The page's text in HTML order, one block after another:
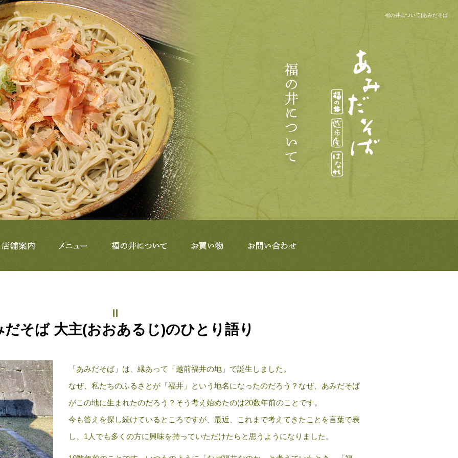
福の井について|あみだそば
だそば 大主(おおあるじ)のひとり語り
「あみだそば」は、縁あって「越前福井の地」で誕生しました。
なぜ、私たちのふるさとが「福井」という地名になったのだろう？なぜ、あみだそば
がこの地に生まれたのだろう？そう考え始めたのは20数年前のことです。
今も答えを探し続けているところですが、最近、これまで考えてきたことを言葉で表
し、1人でも多くの方に興味を持っていただけたらと思うようになりました。